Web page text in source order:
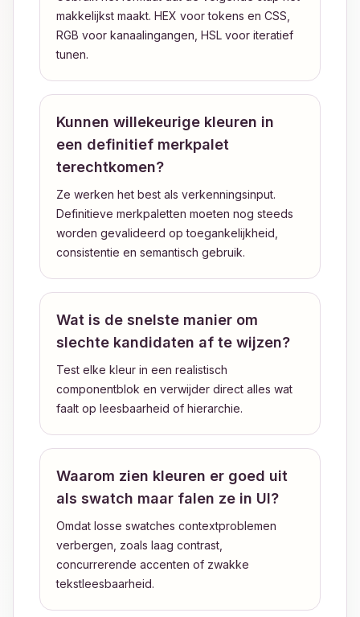
makkelijkst maakt. HEX voor tokens en CSS,
RGB voor kanaalingangen, HSL voor iteratief
tunen.
Kunnen willekeurige kleuren in
een definitief merkpalet
terechtkomen?
Ze werken het best als verkenningsinput.
Definitieve merkpaletten moeten nog steeds
worden gevalideerd op toegankelijkheid,
consistentie en semantisch gebruik.
Wat is de snelste manier om
slechte kandidaten af te wijzen?
Test elke kleur in een realistisch
componentblok en verwijder direct alles wat
faalt op leesbaarheid of hierarchie.
Waarom zien kleuren er goed uit
als swatch maar falen ze in UI?
Omdat losse swatches contextproblemen
verbergen, zoals laag contrast,
concurrerende accenten of zwakke
tekstleesbaarheid.